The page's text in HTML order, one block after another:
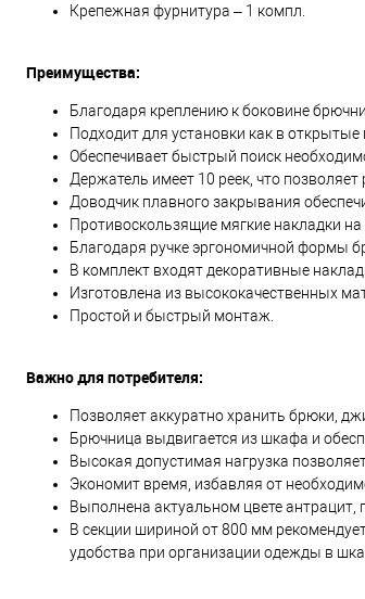
Крепежная фурнитура – 1 компл.
Преимущества:
Благодаря креплению к боковине
Подходит для установки как в
Обеспечивает быстрый поиск
Держатель имеет 10 реек, что
Доводчик плавного закрывания
Противоскользящие мягкие накладки
Благодаря ручке эргономичной формы
В комплект входят декоративные
Изготовлена из высококачественных
Простой и быстрый монтаж.
Важно для потребителя:
Позволяет аккуратно хранить брюки,
Брючница выдвигается из шкафа и
Высокая допустимая нагрузка
Экономит время, избавляя от
Выполнена актуальном цвете
В секции шириной от 800 мм
удобства при организации одежды в